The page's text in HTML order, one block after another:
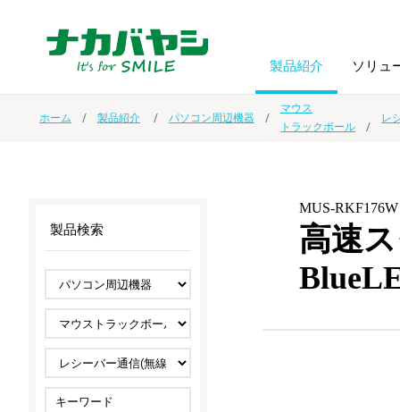
製品紹介
ノート・
スマートフォン・
タブレット関連
防災・
セキュリティ用品
ソリュ
オーダー手帳・ノベルティ制作
ドキュメントスキャニングサービス
導入事例
IR情報
サステナビリティ
ホーム 製品紹介 パソコン周辺機器
マウス
トラックボール
レ
MUS-RKF176W
高速
製品検索